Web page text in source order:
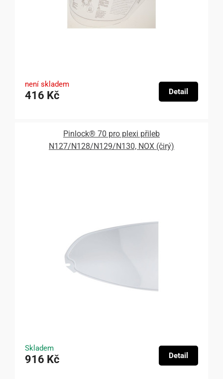
není skladem
416 Kč Detail
Pinlock® 70 pro plexi přileb
N127/N128/N129/N130, NOX (čirý)
Skladem
916 Kč Detail